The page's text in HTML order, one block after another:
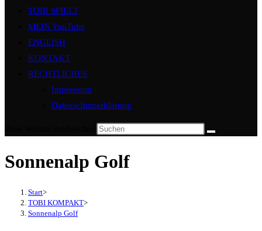
TOBI SPIELT
MEIN YouTube
ENGLISH
KONTAKT
RECHTLICHES
Impressum
Datenschutzerklärung
Sonnenalp Golf
Start>
TOBI KOMPAKT>
Sonnenalp Golf